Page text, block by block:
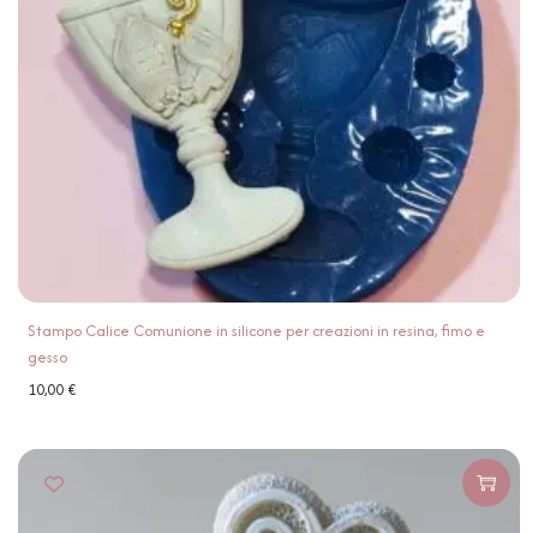
Stampo Calice Comunione in silicone per creazioni in resina, fimo e
gesso
10,00€